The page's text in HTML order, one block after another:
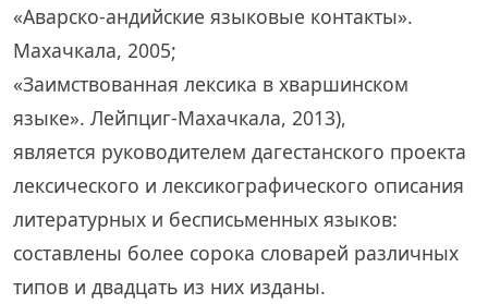
«Аварско-андийские языковые контакты».
Махачкала, 2005;
«Заимствованная лексика в хваршинском
языке». Лейпциг-Махачкала, 2013),
является руководителем дагестанского проекта
лексического и лексикографического описания
литературных и бесписьменных языков:
составлены более сорока словарей различных
типов и двадцать из них изданы.